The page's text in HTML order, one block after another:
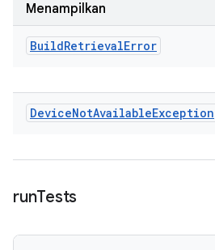
Menampilkan
BuildRetrievalError
DeviceNotAvailableException
runTests